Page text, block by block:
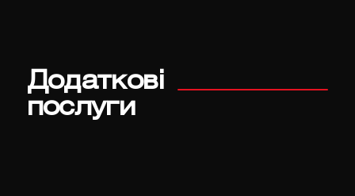
Додаткові
послуги